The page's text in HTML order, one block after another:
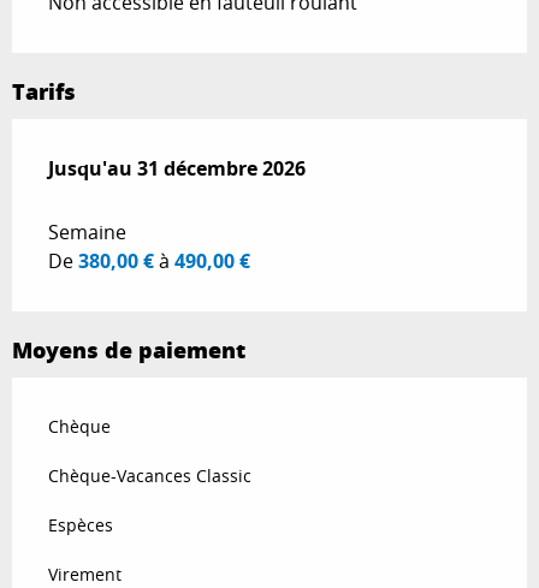
Tarifs
Du1 décembre 2025au31 décembre 2026
Jusqu'au 31 décembre 2026
Semaine
De380,00 €à 490,00 €
Moyens de paiement
Chèque
Chèque-Vacances Classic
Espèces
Virement